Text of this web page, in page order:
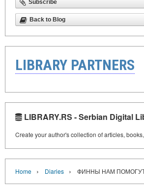
Subscribe
Back to Blog
LIBRARY PARTNERS
LIBRARY.RS - Serbian Digital
Create your author's collection of articles,
Home › Diaries › ФИННЫ НАМ